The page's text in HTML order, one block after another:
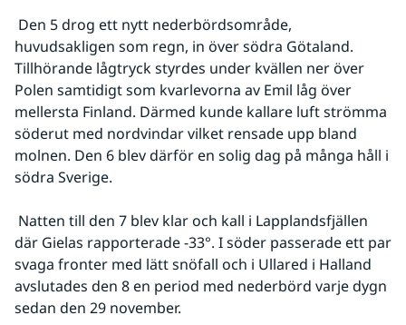
huvudsakligen som regn, in över södra Götaland.
Tillhörande lågtryck styrdes under kvällen ner över
Polen samtidigt som kvarlevorna av Emil låg över
mellersta Finland. Därmed kunde kallare luft strömma
söderut med nordvindar vilket rensade upp bland
molnen. Den 6 blev därför en solig dag på många håll i
södra Sverige.
där Gielas rapporterade -33°. I söder passerade ett par
svaga fronter med lätt snöfall och i Ullared i Halland
avslutades den 8 en period med nederbörd varje dygn
sedan den 29 november.